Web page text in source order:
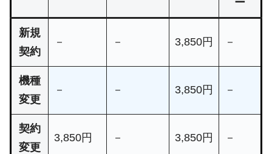
新規
契約
－ － 3,850円 －
機種
変更
－ － 3,850円 －
契約
変更
3,850円 － 3,850円 －